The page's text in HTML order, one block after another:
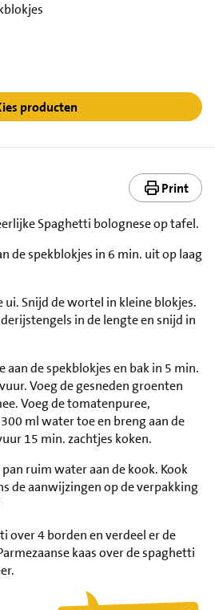
producten
Print
Spaghetti bolognese op tafel.
de spekblokjes in 6 min. uit op laag
ui. Snijd de wortel in kleine blokjes.
in de lengte en snijd in
aan de spekblokjes en bak in 5 min.
Voeg de gesneden groenten
Voeg de tomatenpuree,
ml water toe en breng aan de
15 min. zachtjes koken.
ruim water aan de kook. Kook
de aanwijzingen op de verpakking
over 4 borden en verdeel er de
kaas over de spaghetti